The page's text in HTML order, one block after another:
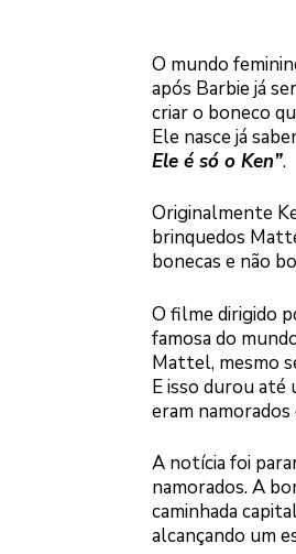
O mundo
após Barbie já
criar o boneco
Ele nasce já
Ele é só o Ken”.
Originalmente
brinquedos
bonecas e não
O filme dirigido
famosa do
Mattel, mesmo
E isso durou até
eram
A notícia foi
namorados. A
caminhada
alcançando um